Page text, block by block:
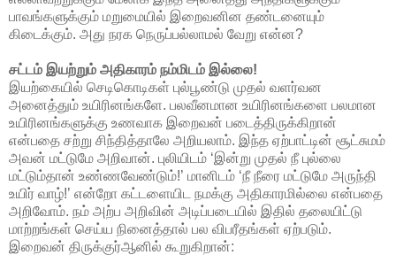
பாவங்களுக்கும் மறுமையில் இறைவனின தண்டனையும்
கிடைக்கும். அது நரக நெருப்பல்லாமல் வேறு என்ன?
சட்டம் இயற்றும் அதிகாரம் நம்மிடம் இல்லை!
இயற்கையில் செடிகொடிகள் புல்பூண்டு முதல் வளர்வன
அனைத்தும் உயிரினங்களே. பலவீனமான உயிரினங்களை பலமான
உயிரினங்களுக்கு உணவாக இறைவன் படைத்திருக்கிறான்
என்பதை சற்று சிந்தித்தாலே அறியலாம். இந்த ஏற்பாட்டின் சூட்சுமம்
அவன் மட்டுமே அறிவான். புலியிடம் ‘இன்று முதல் நீ புல்லை
மட்டும்தான் உண்ணவேண்டும்!’ மானிடம் ‘நீ நீரை மட்டுமே அருந்தி
உயிர் வாழ்!’ என்றோ கட்டளையிட நமக்கு அதிகாரமில்லை என்பதை
அறிவோம். நம் அற்ப அறிவின் அடிப்படையில் இதில் தலையிட்டு
மாற்றங்கள் செய்ய நினைத்தால் பல விபரீதங்கள் ஏற்படும்.
இறைவன் திருக்குர்ஆனில் கூறுகிறான்: